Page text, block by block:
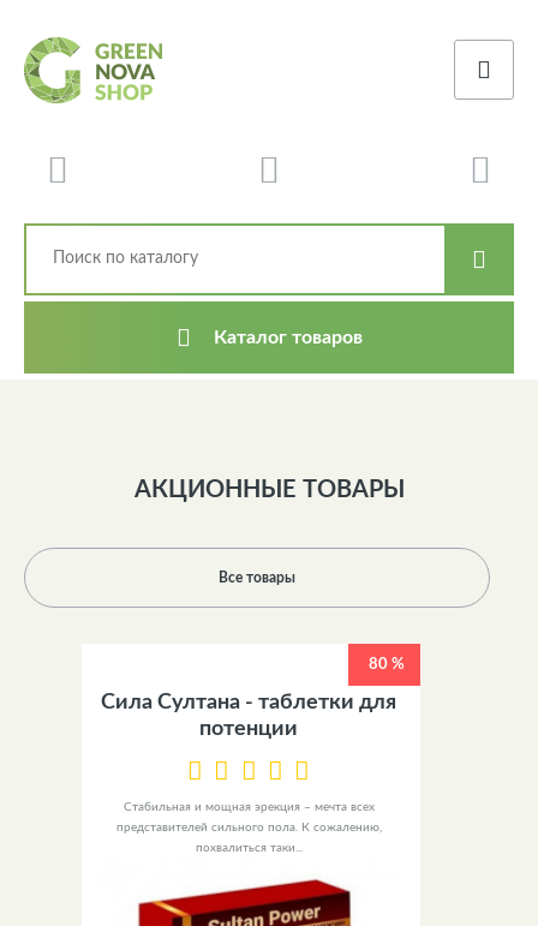
Каталог товаров
АКЦИОННЫЕ ТОВАРЫ
Все товары
80 %
Сила Султана - таблетки для
потенции
Стабильная и мощная эрекция – мечта всех
представителей сильного пола. К сожалению,
похвалиться таки...